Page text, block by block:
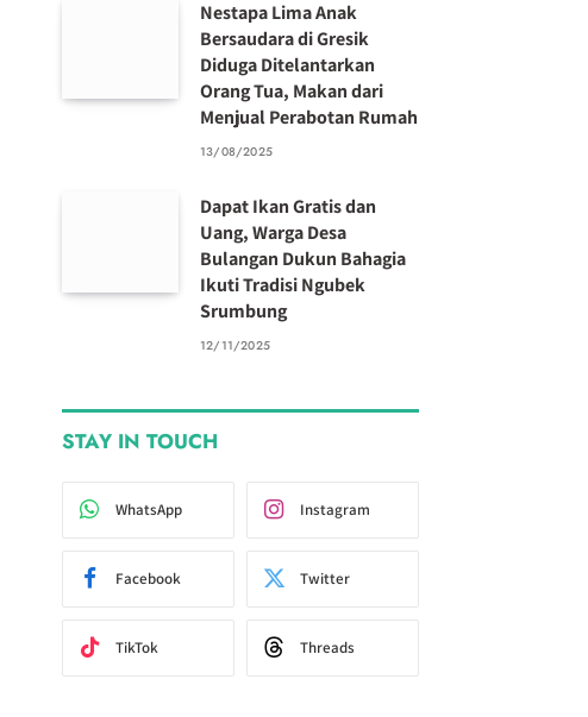
Nestapa Lima Anak
Bersaudara di Gresik
Diduga Ditelantarkan
Orang Tua, Makan dari
Menjual Perabotan Rumah
13/08/2025
Dapat Ikan Gratis dan
Uang, Warga Desa
Bulangan Dukun Bahagia
Ikuti Tradisi Ngubek
Srumbung
12/11/2025
STAY IN TOUCH
WhatsApp Instagram
Facebook Twitter
TikTok Threads